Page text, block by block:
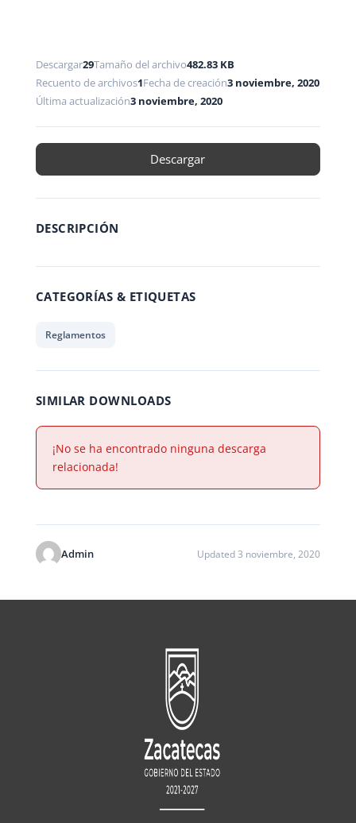
Descargar29Tamaño del archivo482.83 KB
Recuento de archivos1Fecha de creación3 noviembre, 2020
Última actualización3 noviembre, 2020
Descargar
DESCRIPCIÓN
CATEGORÍAS & ETIQUETAS
Reglamentos
SIMILAR DOWNLOADS
¡No se ha encontrado ninguna descarga
relacionada!
Admin Updated 3 noviembre, 2020